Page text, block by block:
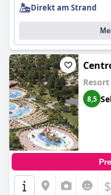
Direkt am Strand
8,5
$